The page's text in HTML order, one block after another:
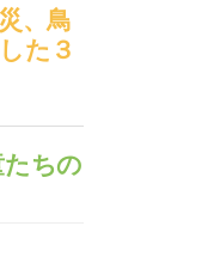
、鳥
た３
ちの